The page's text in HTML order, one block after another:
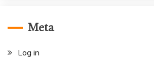
Meta
Log in